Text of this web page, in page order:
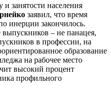
и занятости населения
заявил, что время
инерции закончилось.
выпускников – не панацея,
в профессии, на
образование
на рабочее место
высокий процент
профильного